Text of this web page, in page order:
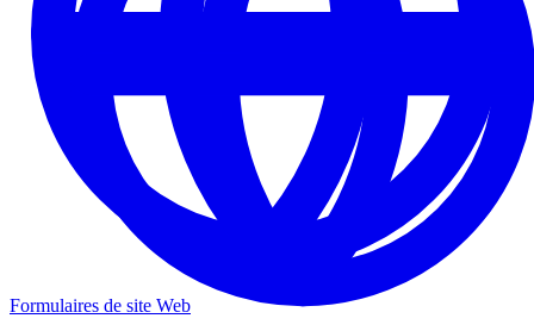
Formulaires de site Web